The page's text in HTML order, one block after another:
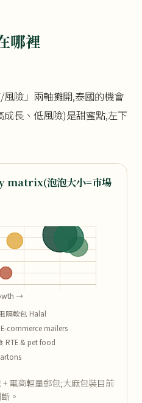
哪裡
險」兩軸攤開,泰國的機會
長、低風險)是甜蜜點,左下
泡泡大小=市場
電商輕量郵包;大麻包裝目前
。